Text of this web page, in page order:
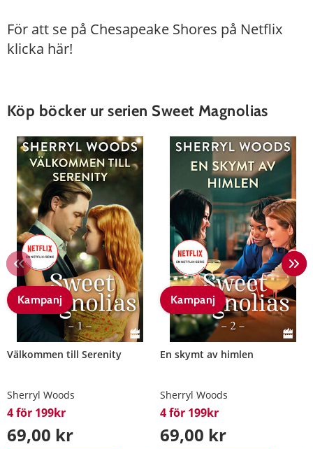
För att se på Chesapeake Shores på Netflix
klicka här!
Köp böcker ur serien Sweet Magnolias
Kampanj
Välkommen till Serenity
Sherryl Woods
4 för 199kr
69,00 kr
Kampanj
En skymt av himlen
Sherryl Woods
4 för 199kr
69,00 kr